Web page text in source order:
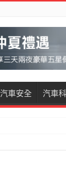
汽車安全 汽車